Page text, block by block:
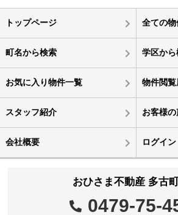
トップページ 全ての
町名から検索 学区から
お気に入り物件一覧 物件閲覧
スタッフ紹介 お客様の
会社概要 ログイン
おひさま不動産 多古
0479-75-